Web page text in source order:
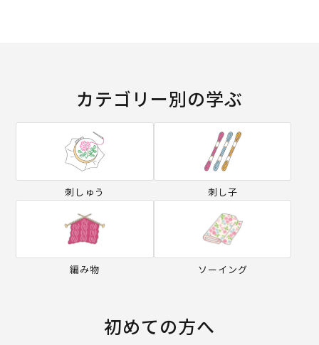
カテゴリー別の学ぶ
刺しゅう 刺し子
編み物 ソーイング
初めての方へ